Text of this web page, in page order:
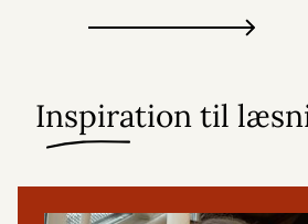
Inspiration til